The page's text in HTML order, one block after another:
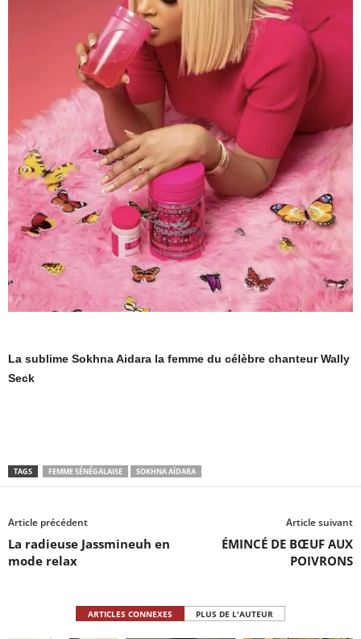
La sublime Sokhna Aidara la femme du célèbre chanteur Wally
Seck
TAGS FEMME SÉNÉGALAISE SOKHNA AÏDARA
Article précédent
La radieuse Jassmineuh en
mode relax
Article suivant
ÉMINCÉ DE BŒUF AUX
POIVRONS
ARTICLES CONNEXES PLUS DE L'AUTEUR